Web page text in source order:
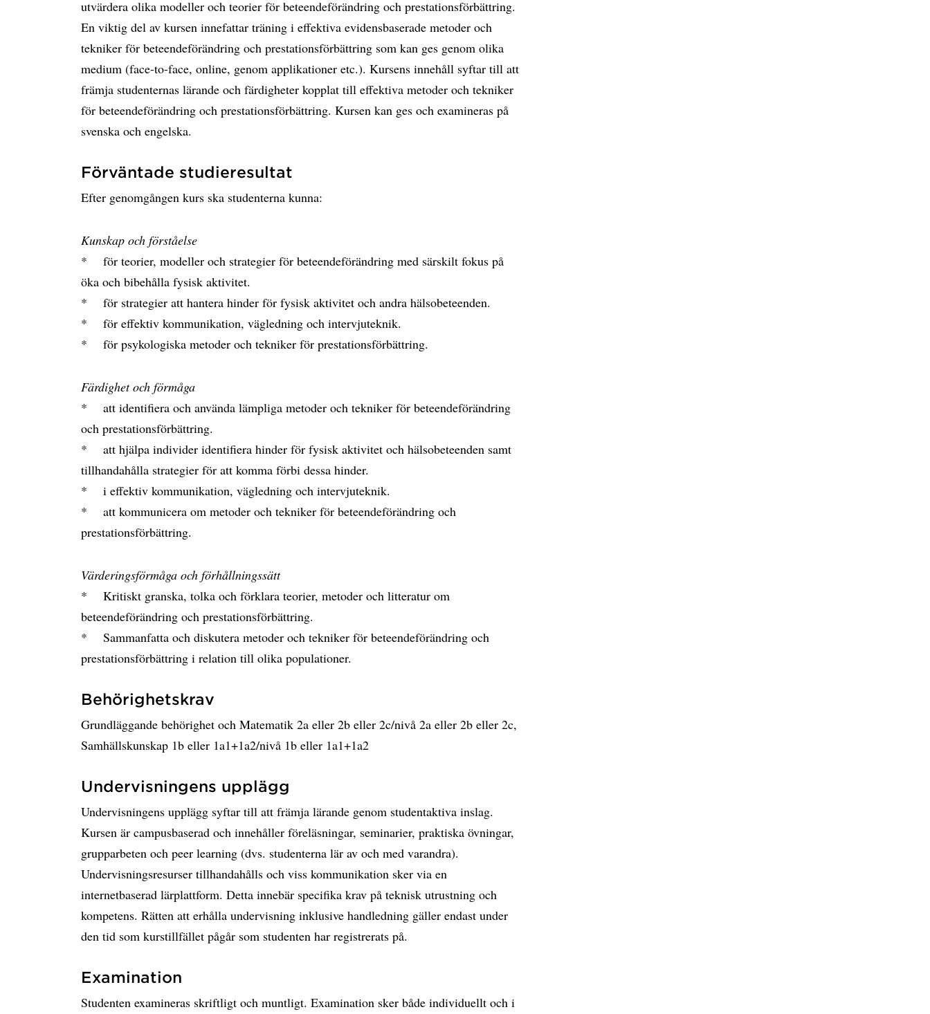
utvärdera olika modeller och teorier för beteendeförändring och prestationsförbättring.
En viktig del av kursen innefattar träning i effektiva evidensbaserade metoder och
tekniker för beteendeförändring och prestationsförbättring som kan ges genom olika
medium (face-to-face, online, genom applikationer etc.). Kursens innehåll syftar till att
främja studenternas lärande och färdigheter kopplat till effektiva metoder och tekniker
för beteendeförändring och prestationsförbättring. Kursen kan ges och examineras på
svenska och engelska.
Förväntade studieresultat
Efter genomgången kurs ska studenterna kunna:
Kunskap och förståelse
* för teorier, modeller och strategier för beteendeförändring med särskilt fokus på
öka och bibehålla fysisk aktivitet.
* för strategier att hantera hinder för fysisk aktivitet och andra hälsobeteenden.
* för effektiv kommunikation, vägledning och intervjuteknik.
* för psykologiska metoder och tekniker för prestationsförbättring.
Färdighet och förmåga
* att identifiera och använda lämpliga metoder och tekniker för beteendeförändring
och prestationsförbättring.
* att hjälpa individer identifiera hinder för fysisk aktivitet och hälsobeteenden samt
tillhandahålla strategier för att komma förbi dessa hinder.
* i effektiv kommunikation, vägledning och intervjuteknik.
* att kommunicera om metoder och tekniker för beteendeförändring och
prestationsförbättring.
Värderingsförmåga och förhållningssätt
* Kritiskt granska, tolka och förklara teorier, metoder och litteratur om
beteendeförändring och prestationsförbättring.
* Sammanfatta och diskutera metoder och tekniker för beteendeförändring och
prestationsförbättring i relation till olika populationer.
Behörighetskrav
Grundläggande behörighet och Matematik 2a eller 2b eller 2c/nivå 2a eller 2b eller 2c,
Samhällskunskap 1b eller 1a1+1a2/nivå 1b eller 1a1+1a2
Undervisningens upplägg
Undervisningens upplägg syftar till att främja lärande genom studentaktiva inslag.
Kursen är campusbaserad och innehåller föreläsningar, seminarier, praktiska övningar,
grupparbeten och peer learning (dvs. studenterna lär av och med varandra).
Undervisningsresurser tillhandahålls och viss kommunikation sker via en
internetbaserad lärplattform. Detta innebär specifika krav på teknisk utrustning och
kompetens. Rätten att erhålla undervisning inklusive handledning gäller endast under
den tid som kurstillfället pågår som studenten har registrerats på.
Examination
Studenten examineras skriftligt och muntligt. Examination sker både individuellt och i